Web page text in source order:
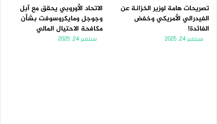
تصريحات هامة لوزير الخزانة عن
الفيدرالي الأمريكي وخفض
الفائدة!
سبتمبر 24, 2025
الاتحاد الأوروبي يحقق مع آبل
وجوجل ومايكروسوفت بشأن
مكافحة الاحتيال المالي
سبتمبر 24, 2025